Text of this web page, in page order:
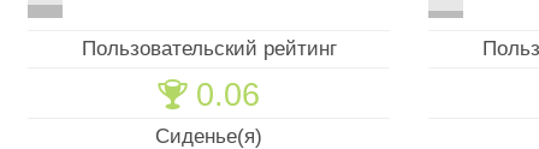
Пользовательский рейтинг
🏆 0.06
Сиденье(я)